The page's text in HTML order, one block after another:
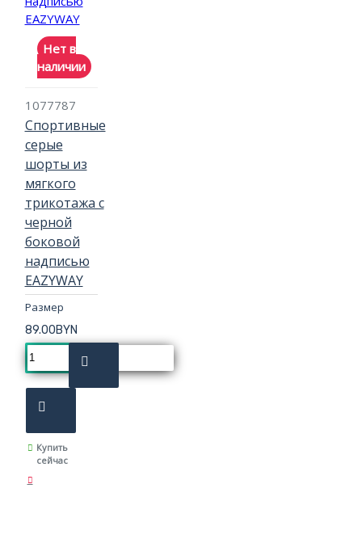
Нет в
наличии
1077787
Спортивные
серые
шорты из
мягкого
трикотажа с
черной
боковой
надписью
EAZYWAY
Размер
89.00BYN
Купить
сейчас